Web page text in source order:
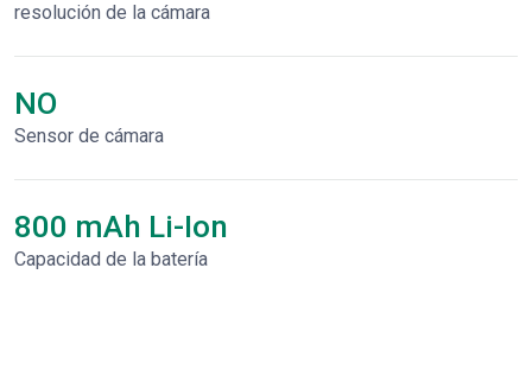
resolución de la cámara
NO
Sensor de cámara
800 mAh Li-Ion
Capacidad de la batería